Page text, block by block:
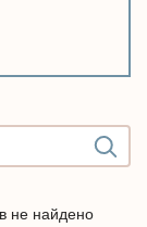
не найдено